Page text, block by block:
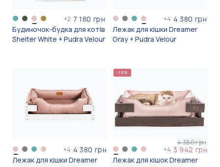
+2 7 180 грн
Будиночок-будка для котів
Shelter White + Pudra Velour
+4 4 380 грн
Лежак для кішки Dreamer
Gray + Pudra Velour
+4 4 380 грн
Лежак для кішки Dreamer
-10%
+4
4 380 грн
3 942 грн
Лежак для кішок Dreamer